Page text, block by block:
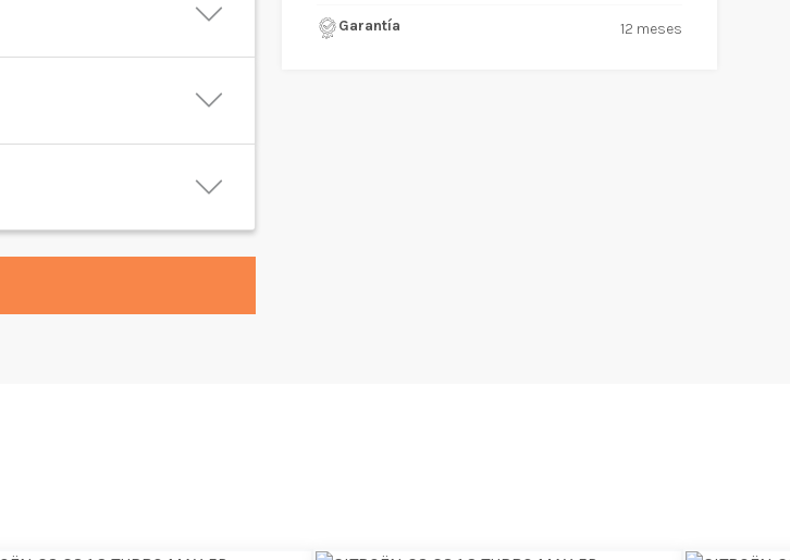
Garantía 12 meses